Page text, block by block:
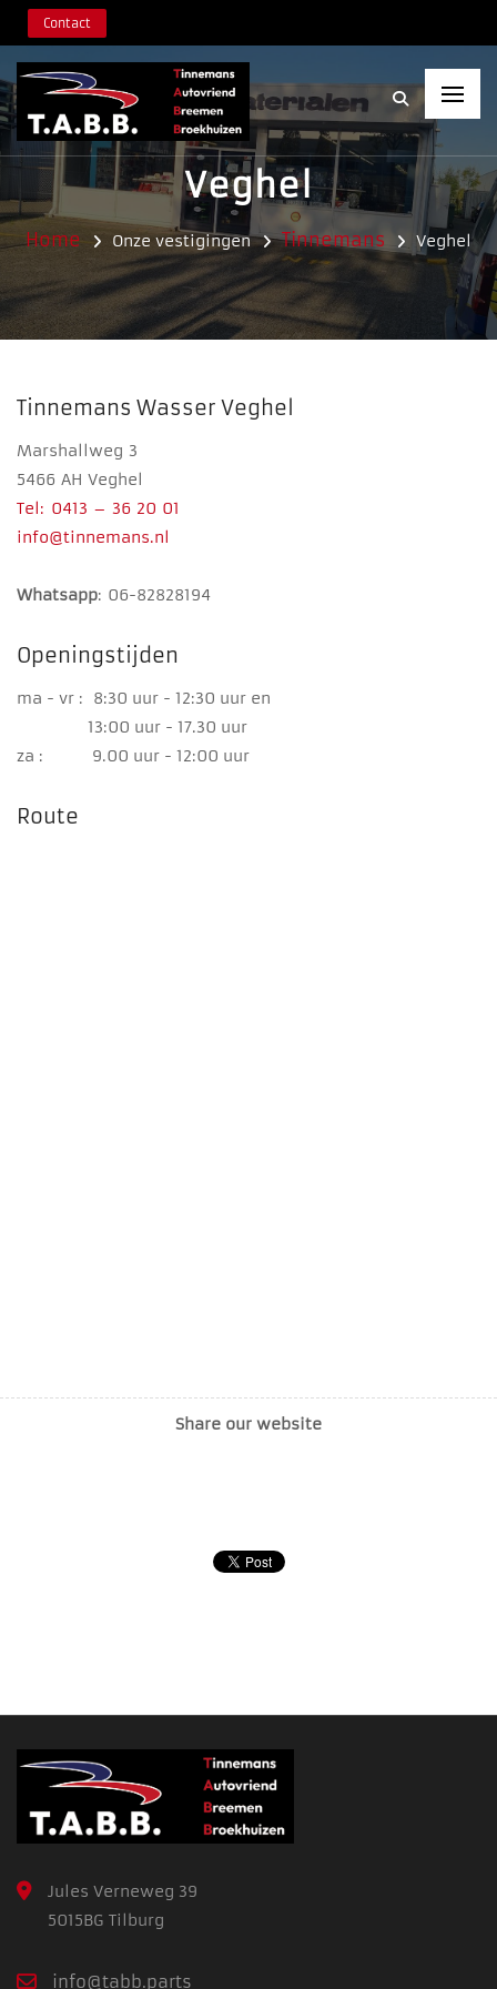
Contact
Veghel
Home Onze vestigingen Tinnemans Veghel
Tinnemans Wasser Veghel
Marshallweg 3
5466 AH Veghel
Tel: 0413 – 36 20 01
info@tinnemans.nl
Whatsapp: 06-82828194
Openingstijden
ma - vr : 8:30 uur - 12:30 uur en
13:00 uur - 17.30 uur
za : 9.00 uur - 12:00 uur
Route
Share our website
Jules Verneweg 39
5015BG Tilburg
info@tabb.parts